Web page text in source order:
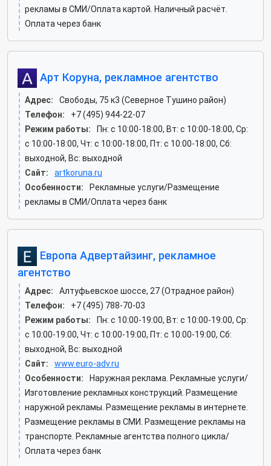
рекламы в СМИ/Оплата картой. Наличный расчёт.
Оплата через банк
Арт Коруна, рекламное агентство
Адрес:
Свободы, 75 к3 (Северное Тушино район)
Телефон:
+7 (495) 944-22-07
Режим работы:
Пн: c 10:00-18:00, Вт: c 10:00-18:00, Ср:
c 10:00-18:00, Чт: c 10:00-18:00, Пт: c 10:00-18:00, Сб:
выходной, Вс: выходной
Сайт:
artkoruna.ru
Особенности:
Рекламные услуги/Размещение
рекламы в СМИ/Оплата через банк
Европа Адвертайзинг, рекламное
агентство
Адрес:
Алтуфьевское шоссе, 27 (Отрадное район)
Телефон:
+7 (495) 788-70-03
Режим работы:
Пн: c 10:00-19:00, Вт: c 10:00-19:00, Ср:
c 10:00-19:00, Чт: c 10:00-19:00, Пт: c 10:00-19:00, Сб:
выходной, Вс: выходной
Сайт:
www.euro-adv.ru
Особенности:
Наружная реклама. Рекламные услуги/
Изготовление рекламных конструкций. Размещение
наружной рекламы. Размещение рекламы в интернете.
Размещение рекламы в СМИ. Размещение рекламы на
транспорте. Рекламные агентства полного цикла/
Оплата через банк